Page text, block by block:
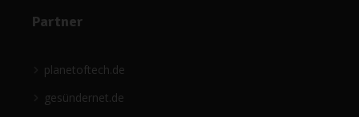
Partner
planetoftech.de
gesündernet.de